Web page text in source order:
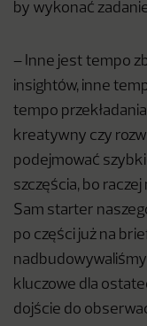
by wykonać
– Inne jest tempo
insightów, inne
tempo
kreatywny czy
podejmować
szczęścia, bo raczej
Sam starter
po części już na
kluczowe dla
dojście do